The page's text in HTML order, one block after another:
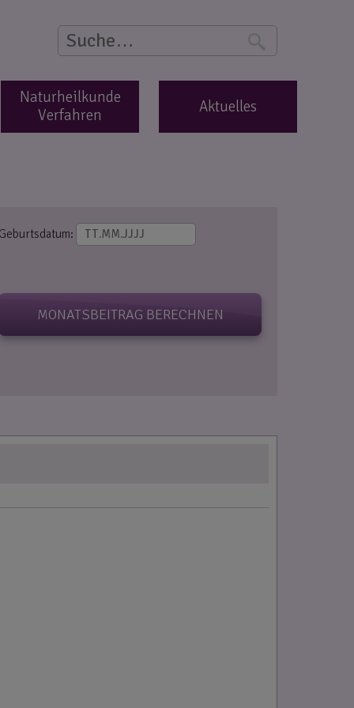
Suche
Naturheilkunde
Verfahren
Aktuelles
MONATSBEITRAG BERECHNEN